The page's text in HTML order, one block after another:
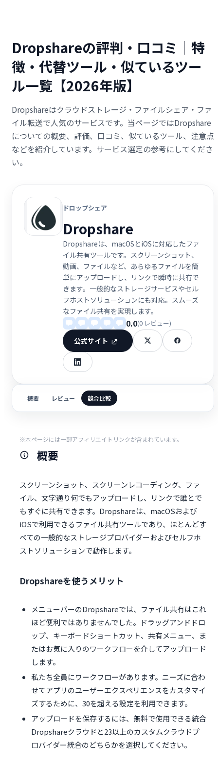
Dropshareの評判・口コミ｜特
徴・代替ツール・似ているツー
ル一覧【2026年版】
Dropshareはクラウドストレージ・ファイルシェア・ファ
イル転送で人気のサービスです。当ページではDropshare
についての概要、評価、口コミ、似ているツール、注意点
などを紹介しています。サービス選定の参考にしてくださ
い。
ドロップシェア
Dropshare
Dropshareは、macOSとiOSに対応したファ
イル共有ツールです。スクリーンショット、
動画、ファイルなど、あらゆるファイルを簡
単にアップロードし、リンクで瞬時に共有で
きます。一般的なストレージサービスやセル
フホストソリューションにも対応。スムーズ
なファイル共有を実現します。
0.0(0 レビュー)
公式サイト
概要 レビュー 競合比較
※本ページには一部アフィリエイトリンクが含まれています。
概要
スクリーンショット、スクリーンレコーディング、ファ
イル、文字通り何でもアップロードし、リンクで誰とで
もすぐに共有できます。Dropshareは、macOSおよび
iOSで利用できるファイル共有ツールであり、ほとんどす
べての一般的なストレージプロバイダーおよびセルフホ
ストソリューションで動作します。
Dropshareを使うメリット
メニューバーのDropshareでは、ファイル共有はこれ
ほど便利ではありませんでした。ドラッグアンドドロ
ップ、キーボードショートカット、共有メニュー、ま
たはお気に入りのワークフローを介してアップロード
します。
私たち全員にワークフローがあります。ニーズに合わ
せてアプリのユーザーエクスペリエンスをカスタマイ
ズするために、30を超える設定を利用できます。
アップロードを保存するには、無料で使用できる統合
Dropshareクラウドと23以上のカスタムクラウドプ
ロバイダー統合のどちらかを選択してください。